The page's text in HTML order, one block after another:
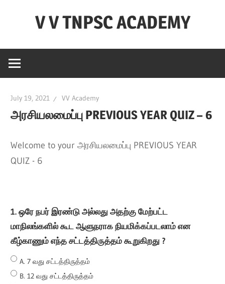
V V TNPSC ACADEMY
Teaching
TNPSC
(
1,2,4
),TET
&
All
July 19, 2021 VV Academy
அரசியலமைப்பு PREVIOUS YEAR QUIZ – 6
Welcome to your அரசியலமைப்பு PREVIOUS YEAR
QUIZ - 6
1. ஒரே நபர் இரண்டு அல்லது அதற்கு மேற்பட்ட
மாநிலங்களில் கூட ஆளுநராக நியமிக்கப்படலாம் என
கீழ்காணும் எந்த சட்டத்திருத்தம் கூறுகிறது ?
A. 7 வது சட்டத்திருத்தம்
B. 12 வது சட்டத்திருத்தம்